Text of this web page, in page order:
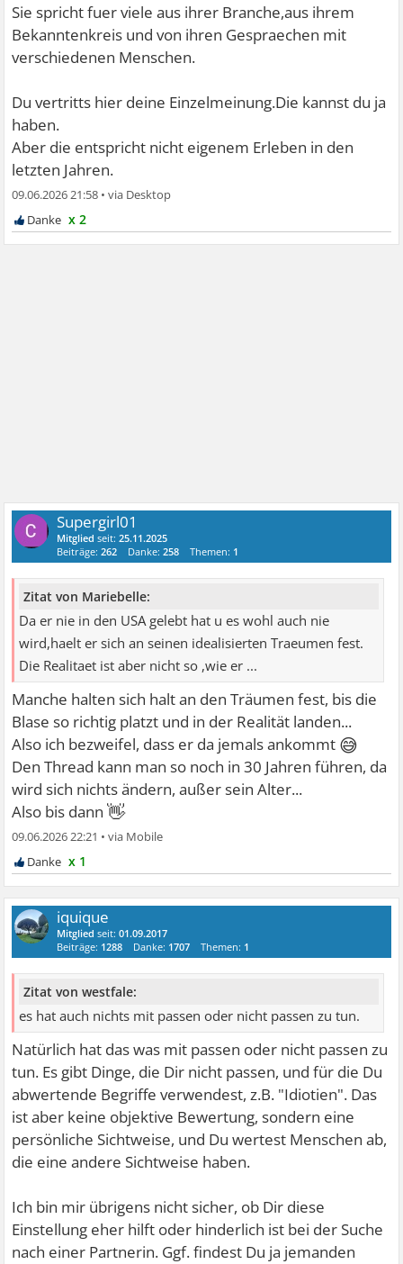
Sie spricht fuer viele aus ihrer Branche,aus ihrem
Bekanntenkreis und von ihren Gespraechen mit
verschiedenen Menschen.
Du vertritts hier deine Einzelmeinung.Die kannst du ja
haben.
Aber die entspricht nicht eigenem Erleben in den
letzten Jahren.
09.06.2026 21:58 •
x 2
Supergirl01
Mitglied seit:25.11.2025
Beiträge:262 Danke:258 Themen: 1
Zitat von Mariebelle:
Da er nie in den USA gelebt hat u es wohl auch nie
wird,haelt er sich an seinen idealisierten Traeumen fest.
Die Realitaet ist aber nicht so ,wie er ...
Manche halten sich halt an den Träumen fest, bis die
Blase so richtig platzt und in der Realität landen...
Also ich bezweifel, dass er da jemals ankommt 😅
Den Thread kann man so noch in 30 Jahren führen, da
wird sich nichts ändern, außer sein Alter...
Also bis dann👋
09.06.2026 22:21 •
x 1
iquique
Mitglied seit:01.09.2017
Beiträge: 1288 Danke: 1707 Themen: 1
Zitat von westfale:
es hat auch nichts mit passen oder nicht passen zu tun.
Natürlich hat das was mit passen oder nicht passen zu
tun. Es gibt Dinge, die Dir nicht passen, und für die Du
abwertende Begriffe verwendest, z.B. "Idiotien". Das
ist aber keine objektive Bewertung, sondern eine
persönliche Sichtweise, und Du wertest Menschen ab,
die eine andere Sichtweise haben.
Ich bin mir übrigens nicht sicher, ob Dir diese
Einstellung eher hilft oder hinderlich ist bei der Suche
nach einer Partnerin. Ggf. findest Du ja jemanden